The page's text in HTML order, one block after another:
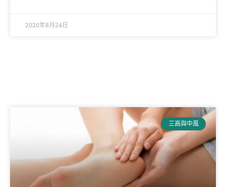
2020年8月24日
三高與中風